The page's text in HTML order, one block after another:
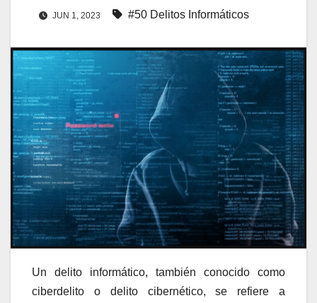
JUN 1, 2023 #50 Delitos Informáticos
Un delito informático, también conocido como
ciberdelito o delito cibernético, se refiere a